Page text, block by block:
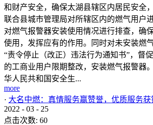
和财产安全，确保太湖县辖区内居民安全
联合县城市管理局对所辖区内的燃气用户
对燃气报警器安装使用情况进行排查，确
使用，发挥应有的作用。同时对未安装燃
“责令停止（改正）违法行为通知书”，督
的工商业用户限期整改，安装燃气报警器
华人民共和国安全生...
more
· 大名中燃：真情服务赢赞誉，优质服务获
2022 - 03 - 25
点击次数: 60